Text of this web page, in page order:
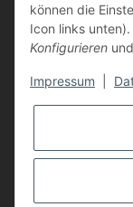
Haben Sie Fragen
Dann rufen Sie
Tel: 0621/9767200
Mo.-Fr. 08:45-
oder schreiben
info@printer-
können die
Icon links
Konfigurieren
Impressum